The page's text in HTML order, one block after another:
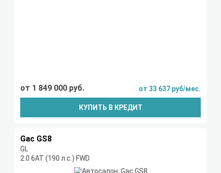
от 1 849 000 руб. от 33 637 руб/мес.
КУПИТЬ В КРЕДИТ
Gac GS8
GL
2.0 6АТ (190 л.с.) FWD